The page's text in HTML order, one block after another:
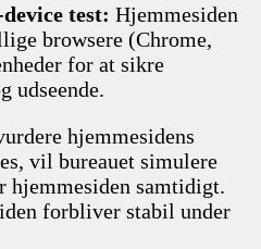
test: Hjemmesiden
browsere (Chrome,
for at sikre
udseende.
hjemmesidens
vil bureauet simulere
hjemmesiden samtidigt.
forbliver stabil under